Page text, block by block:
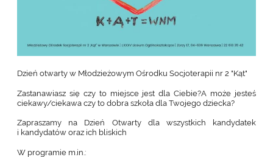
Dzień otwarty w Młodzieżowym Ośrodku Socjoterapii nr 2 "Kąt"
Zastanawiasz się czy to miejsce jest dla Ciebie?A może jesteś
ciekawy/ciekawa czy to dobra szkoła dla Twojego dziecka?
Zapraszamy na Dzień Otwarty dla wszystkich kandydatek
i kandydatów oraz ich bliskich
W programie m.in.: